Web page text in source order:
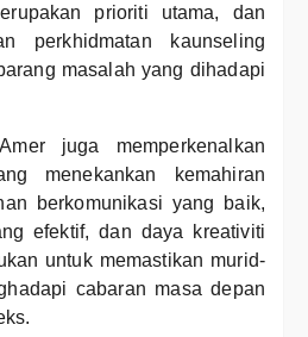
prioriti utama, dan
perkhidmatan kaunseling
masalah yang dihadapi
juga memperkenalkan
menekankan kemahiran
berkomunikasi yang baik,
efektif, dan daya kreativiti
untuk memastikan murid-
cabaran masa depan